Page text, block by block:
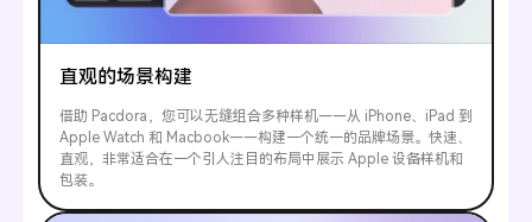
直观的场景构建
借助 Pacdora，您可以无缝组合多种样机——从 iPhone、iPad 到
Apple Watch 和 Macbook——构建一个统一的品牌场景。快速、
直观，非常适合在一个引人注目的布局中展示 Apple 设备样机和
包装。